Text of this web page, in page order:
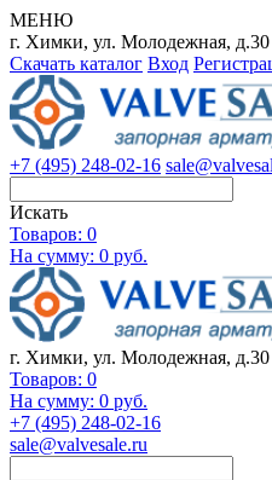
МЕНЮ
г. Химки, ул. Молодежная, д.30
Скачать каталог Вход
+7 (495) 248-02-16
Искать
Товаров: 0
На сумму: 0 руб.
г. Химки, ул. Молодежная, д.30
Товаров: 0
На сумму: 0 руб.
+7 (495) 248-02-16
sale@valvesale.ru